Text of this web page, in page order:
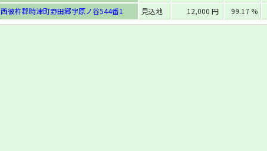
西彼杵郡時津町野田郷字原ノ谷544番1 見込地 12,000 円 99.17 %